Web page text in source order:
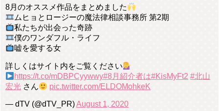
8月のオススメ作品をまとめました
ムヒョとロージーの魔法律相談事務所 第2期
私たちが出会った奇跡
僕のワンダフル・ライフ
嘘を愛する女
詳しくはサイト内をご覧ください
https://t.co/mDBPCyywwy#8月紹介者は#KisMyFt2 #北山
宏光 さん pic.twitter.com/ELDOMohkeK
— dTV (@dTV_PR)August 1, 2020